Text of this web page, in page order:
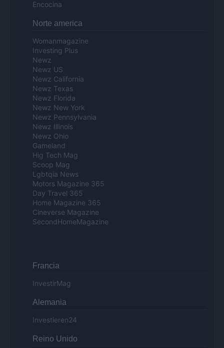
Encocina
Norte america
Womanmagazine
Investing Plus
Newz
Newz US
Newz California
Newz Texas
Newz Florida
Newz New York
Newz Pennsylvania
Newz Illinois
Newz Ohio
Gameland
Hig Tech Mag
Scoop Mag
Lgbtqia News
Motors Magazine 365
Day Travel 365
Home Magazine 365
Cineverse Magazine
SecondHomeMagazine
Francia
InvestirMag
Alemania
Investieren24
Reino Unido